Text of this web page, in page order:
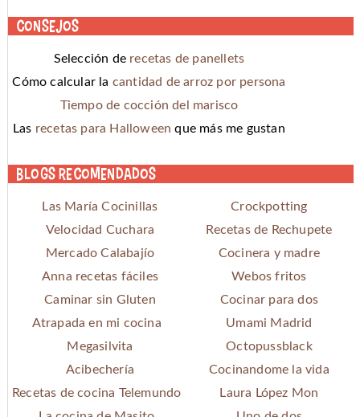
Consejos
Selección de recetas de panellets
Cómo calcular la cantidad de arroz por persona
Tiempo de cocción del marisco
Las recetas para Halloween que más me gustan
Blogs recomendados
Las María Cocinillas
Crockpotting
Velocidad Cuchara
Recetas de Rechupete
Mercado Calabajío
Cocinera y madre
Anna recetas fáciles
Webos fritos
Caminar sin Gluten
Cocinar para dos
Atrapada en mi cocina
Umami Madrid
Megasilvita
Octopussblack
Acibechería
Cocinandome la vida
Recetas de cocina Telemundo
Laura López Mon